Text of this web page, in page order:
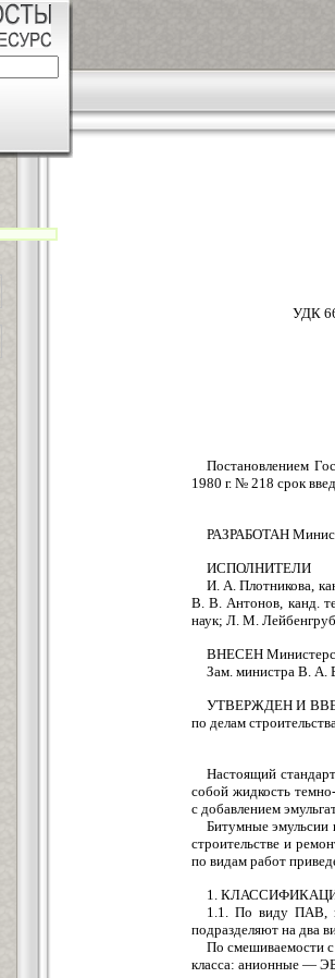
Постановлением
1980 г. № 218 срок
РАЗРАБОТАН
ИСПОЛНИТЕЛИ
И. А. Плотникова,
В. В. Антонов, канд.
наук; Л. М. Лейбенгруб
ВНЕСЕН
Зам. министра В. А.
УТВЕРЖДЕН И
по делам
Настоящий
собой жидкость
с добавлением
Битумные эмульсии
строительстве и
по видам работ
1.
1.1. По виду ПАВ,
подразделяют на два
По смешиваемости
класса: анионные —